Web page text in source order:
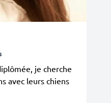
je cherche
avec leurs chiens